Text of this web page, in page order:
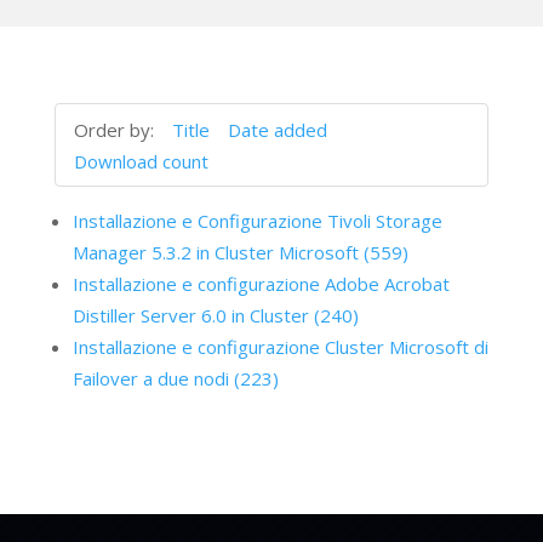
Order by: Title
Date added
Download count
Installazione e Configurazione Tivoli Storage
Manager 5.3.2 in Cluster Microsoft (559)
Installazione e configurazione Adobe Acrobat
Distiller Server 6.0 in Cluster (240)
Installazione e configurazione Cluster Microsoft di
Failover a due nodi (223)